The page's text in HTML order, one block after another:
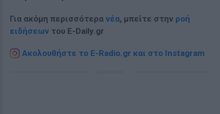
Για ακόμη περισσότερα νέα, μπείτε στην ροή
ειδήσεων του E-Daily.gr
Ακολουθήστε το E-Radio.gr και στο Instagram